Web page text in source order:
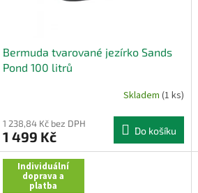
Bermuda tvarované jezírko Sands
Pond 100 litrů
Skladem (1 ks)
1 238,84 Kč bez DPH
1 499 Kč Do košíku
Individuální
doprava a
platba